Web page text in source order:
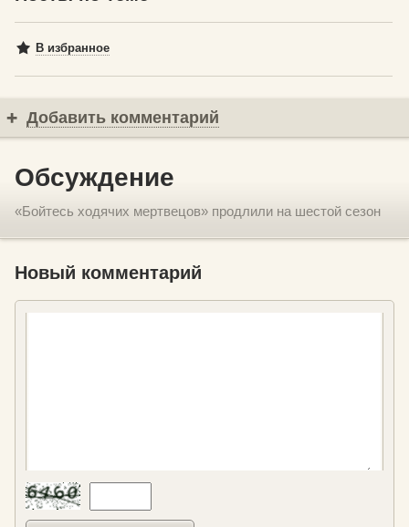
В избранное
Добавить комментарий
Обсуждение
«Бойтесь ходячих мертвецов» продлили на шестой сезон
Новый комментарий